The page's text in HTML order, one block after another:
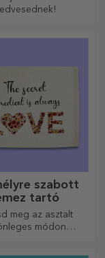
szabott
tartó
meg az asztalt
módon